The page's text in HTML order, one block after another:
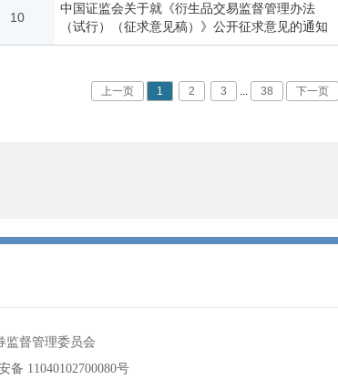
10
中国证监会关于就《衍生品交易监督管理办法
（试行）（征求意见稿）》公开征求意见的通知
上一页 1 2 3 ... 38 下一页
督管理委员会
备 11040102700080号